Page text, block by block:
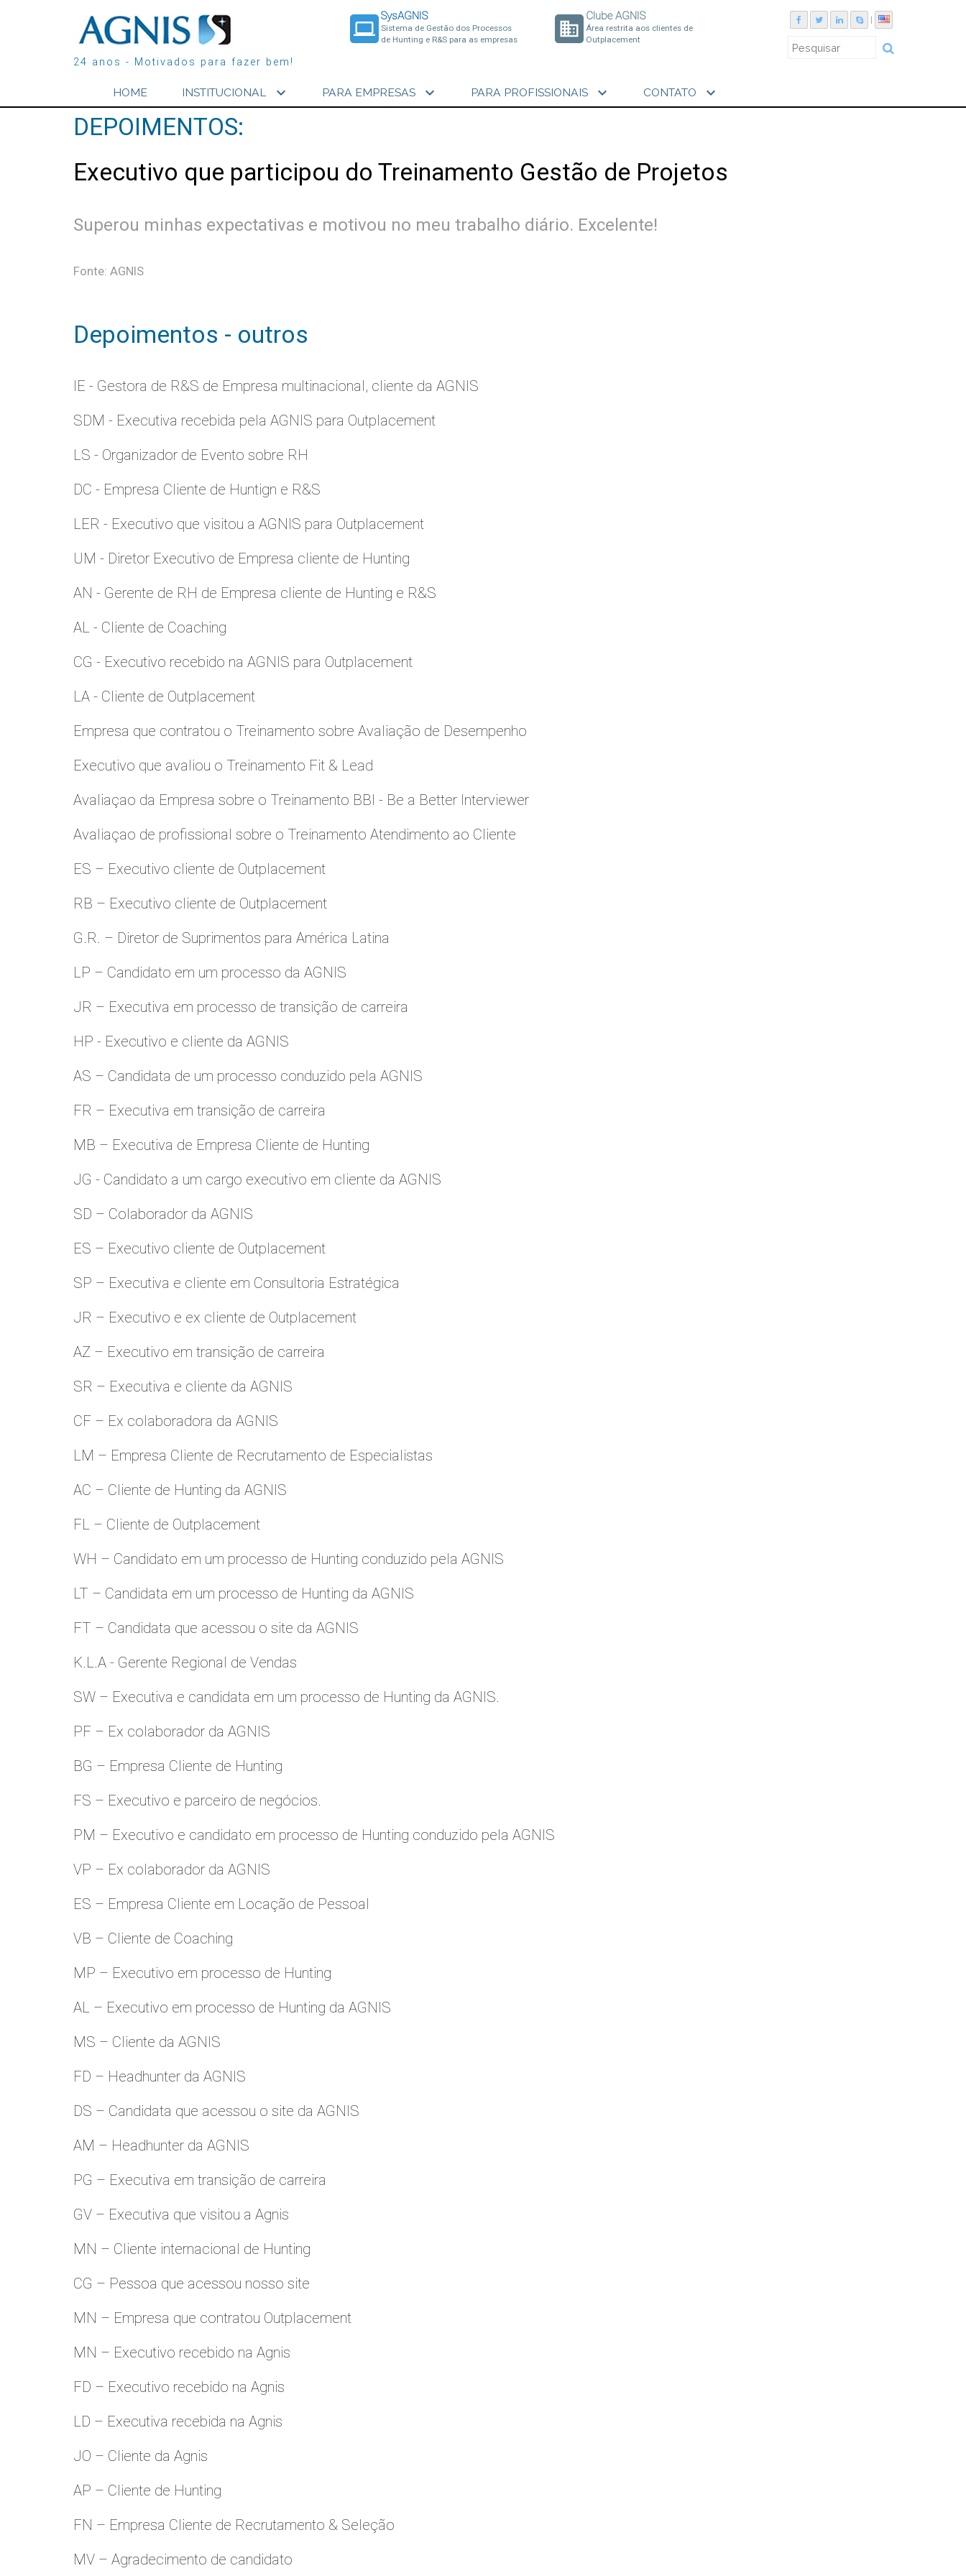
24 anos - Motivados para fazer bem!
laptop
SysAGNIS
Sistema de Gestão dos Processos
de Hunting e R&S para as empresas
business
Clube AGNIS
Área restrita aos clientes de
Outplacement
HOME INSTITUCIONAL expand_more PARA EMPRESAS expand_more PARA PROFISSIONAIS expand_more CONTATO expand_more
DEPOIMENTOS:
Executivo que participou do Treinamento Gestão de Projetos
Superou minhas expectativas e motivou no meu trabalho diário. Excelente!
Fonte: AGNIS
Depoimentos - outros
IE - Gestora de R&S de Empresa multinacional, cliente da AGNIS
SDM - Executiva recebida pela AGNIS para Outplacement
LS - Organizador de Evento sobre RH
DC - Empresa Cliente de Huntign e R&S
LER - Executivo que visitou a AGNIS para Outplacement
UM - Diretor Executivo de Empresa cliente de Hunting
AN - Gerente de RH de Empresa cliente de Hunting e R&S
AL - Cliente de Coaching
CG - Executivo recebido na AGNIS para Outplacement
LA - Cliente de Outplacement
Empresa que contratou o Treinamento sobre Avaliação de Desempenho
Executivo que avaliou o Treinamento Fit & Lead
Avaliaçao da Empresa sobre o Treinamento BBI - Be a Better Interviewer
Avaliaçao de profissional sobre o Treinamento Atendimento ao Cliente
ES – Executivo cliente de Outplacement
RB – Executivo cliente de Outplacement
G.R. – Diretor de Suprimentos para América Latina
LP – Candidato em um processo da AGNIS
JR – Executiva em processo de transição de carreira
HP - Executivo e cliente da AGNIS
AS – Candidata de um processo conduzido pela AGNIS
FR – Executiva em transição de carreira
MB – Executiva de Empresa Cliente de Hunting
JG - Candidato a um cargo executivo em cliente da AGNIS
SD – Colaborador da AGNIS
ES – Executivo cliente de Outplacement
SP – Executiva e cliente em Consultoria Estratégica
JR – Executivo e ex cliente de Outplacement
AZ – Executivo em transição de carreira
SR – Executiva e cliente da AGNIS
CF – Ex colaboradora da AGNIS
LM – Empresa Cliente de Recrutamento de Especialistas
AC – Cliente de Hunting da AGNIS
FL – Cliente de Outplacement
WH – Candidato em um processo de Hunting conduzido pela AGNIS
LT – Candidata em um processo de Hunting da AGNIS
FT – Candidata que acessou o site da AGNIS
K.L.A - Gerente Regional de Vendas
SW – Executiva e candidata em um processo de Hunting da AGNIS.
PF – Ex colaborador da AGNIS
BG – Empresa Cliente de Hunting
FS – Executivo e parceiro de negócios.
PM – Executivo e candidato em processo de Hunting conduzido pela AGNIS
VP – Ex colaborador da AGNIS
ES – Empresa Cliente em Locação de Pessoal
VB – Cliente de Coaching
MP – Executivo em processo de Hunting
AL – Executivo em processo de Hunting da AGNIS
MS – Cliente da AGNIS
FD – Headhunter da AGNIS
DS – Candidata que acessou o site da AGNIS
AM – Headhunter da AGNIS
PG – Executiva em transição de carreira
GV – Executiva que visitou a Agnis
MN – Cliente internacional de Hunting
CG – Pessoa que acessou nosso site
MN – Empresa que contratou Outplacement
MN – Executivo recebido na Agnis
FD – Executivo recebido na Agnis
LD – Executiva recebida na Agnis
JO – Cliente da Agnis
AP – Cliente de Hunting
FN – Empresa Cliente de Recrutamento & Seleção
MV – Agradecimento de candidato